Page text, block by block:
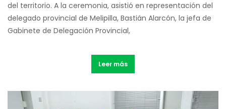
del territorio. A la ceremonia, asistió en representación del
delegado provincial de Melipilla, Bastián Alarcón, la jefa de
Gabinete de Delegación Provincial,
Leer más